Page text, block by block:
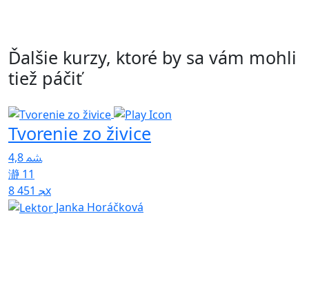
Ďalšie kurzy, ktoré by sa vám mohli
tiež páčiť
Tvorenie zo živice
4,8
11
8 451x
Janka Horáčková